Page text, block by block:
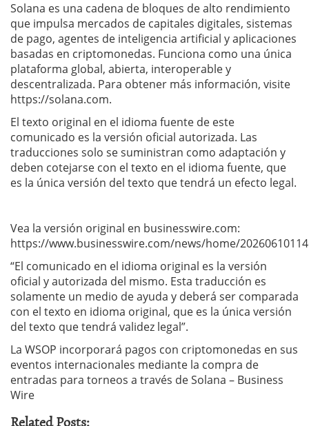
Solana es una cadena de bloques de alto rendimiento
que impulsa mercados de capitales digitales, sistemas
de pago, agentes de inteligencia artificial y aplicaciones
basadas en criptomonedas. Funciona como una única
plataforma global, abierta, interoperable y
descentralizada. Para obtener más información, visite
https://solana.com.
El texto original en el idioma fuente de este
comunicado es la versión oficial autorizada. Las
traducciones solo se suministran como adaptación y
deben cotejarse con el texto en el idioma fuente, que
es la única versión del texto que tendrá un efecto legal.
Vea la versión original en businesswire.com:
https://www.businesswire.com/news/home/
“El comunicado en el idioma original es la versión
oficial y autorizada del mismo. Esta traducción es
solamente un medio de ayuda y deberá ser comparada
con el texto en idioma original, que es la única versión
del texto que tendrá validez legal”.
La WSOP incorporará pagos con criptomonedas en sus
eventos internacionales mediante la compra de
entradas para torneos a través de Solana – Business
Wire
Related Posts: